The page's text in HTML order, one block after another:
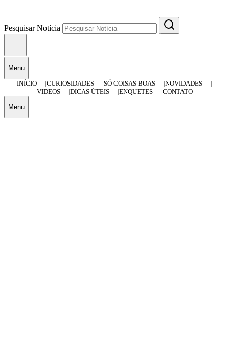
Pesquisar Notícia
Menu
INÍCIO
CURIOSIDADES SÓ COISAS BOAS
NOVIDADES
VIDEOS
DICAS ÚTEIS ENQUETES CONTATO
Menu